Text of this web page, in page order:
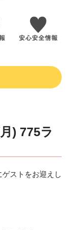
) 775ラ
ストをお迎えし